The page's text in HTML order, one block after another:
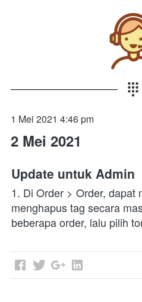
1 Mei 2021 4:46 pm
2 Mei 2021
Update untuk Admin
1. Di Order > Order, dapat
menghapus tag secara
beberapa order, lalu pilih